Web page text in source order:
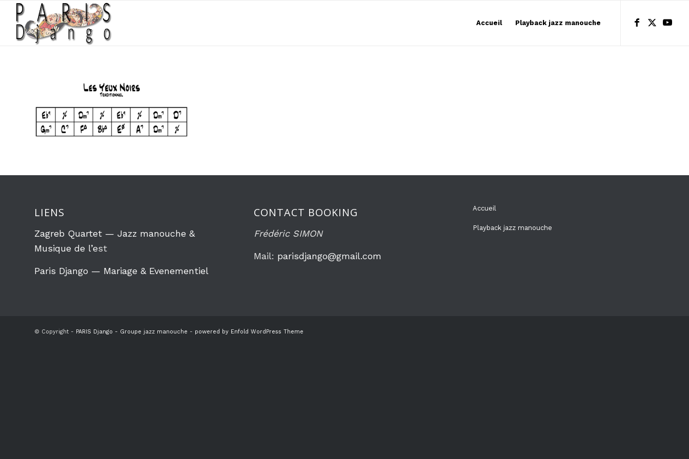
Accueil Playback jazz manouche
LIENS
Zagreb Quartet — Jazz manouche &
Musique de l’est
Paris Django — Mariage & Evenementiel
CONTACT BOOKING
Frédéric SIMON
Mail: parisdjango@gmail.com
Accueil
Playback jazz manouche
© Copyright - PARIS Django - Groupe jazz manouche - powered by Enfold WordPress Theme